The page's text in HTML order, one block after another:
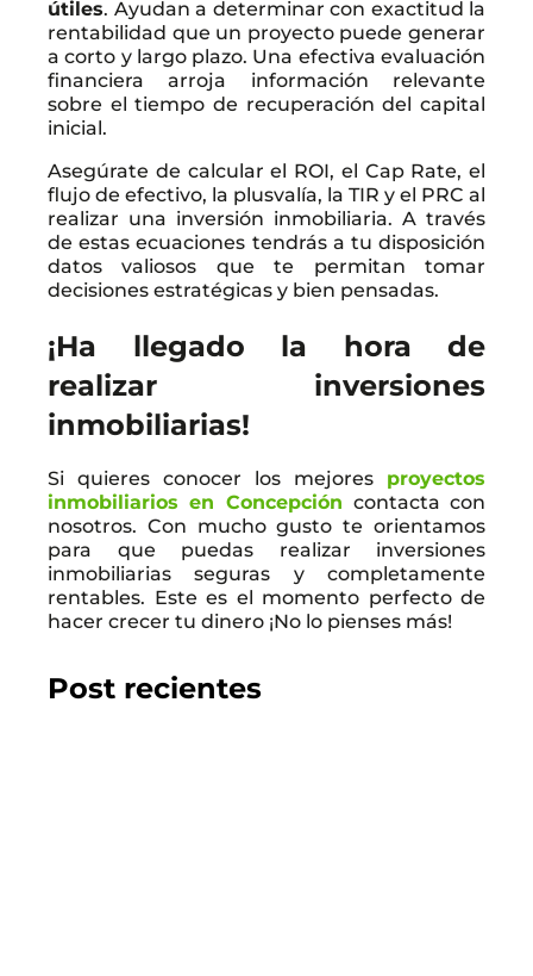
útiles. Ayudan a determinar con exactitud la
rentabilidad que un proyecto puede generar
a corto y largo plazo. Una efectiva evaluación
financiera arroja información relevante
sobre el tiempo de recuperación del capital
inicial.
Asegúrate de calcular el ROI, el Cap Rate, el
flujo de efectivo, la plusvalía, la TIR y el PRC al
realizar una inversión inmobiliaria. A través
de estas ecuaciones tendrás a tu disposición
datos valiosos que te permitan tomar
decisiones estratégicas y bien pensadas.
¡Ha llegado la hora de
realizar inversiones
inmobiliarias!
Si quieres conocer los mejores proyectos
inmobiliarios en Concepción contacta con
nosotros. Con mucho gusto te orientamos
para que puedas realizar inversiones
inmobiliarias seguras y completamente
rentables. Este es el momento perfecto de
hacer crecer tu dinero ¡No lo pienses más!
Post recientes